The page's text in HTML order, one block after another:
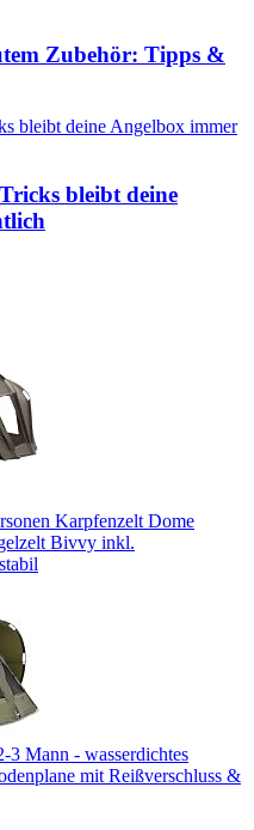
Zubehör: Tipps &
bleibt deine
Karpfenzelt Dome
Bivvy inkl.
Mann - wasserdichtes
mit Reißverschluss &